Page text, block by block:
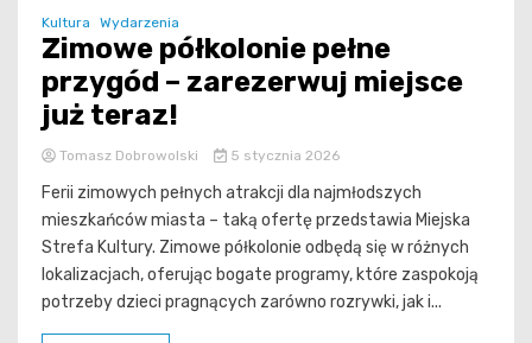
Kultura Wydarzenia
Zimowe półkolonie pełne
przygód – zarezerwuj miejsce
już teraz!
Tomasz Dobrowolski 5 stycznia 2026
Ferii zimowych pełnych atrakcji dla najmłodszych
mieszkańców miasta – taką ofertę przedstawia Miejska
Strefa Kultury. Zimowe półkolonie odbędą się w różnych
lokalizacjach, oferując bogate programy, które zaspokoją
potrzeby dzieci pragnących zarówno rozrywki, jak i...